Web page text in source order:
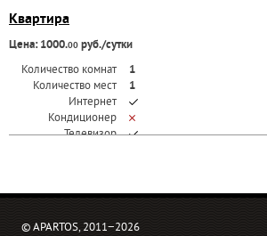
Квартира
Цена: 1000.00 руб./сутки
Количество комнат
1
Количество мест
1
Интернет
Кондиционер
Телевизор
© APARTOS, 2011−2026